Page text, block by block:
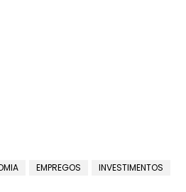
EMPREGOS
INVESTIMENTOS